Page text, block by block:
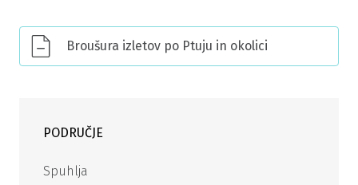
Broušura izletov po Ptuju in okolici
PODRUČJE
Spuhlja